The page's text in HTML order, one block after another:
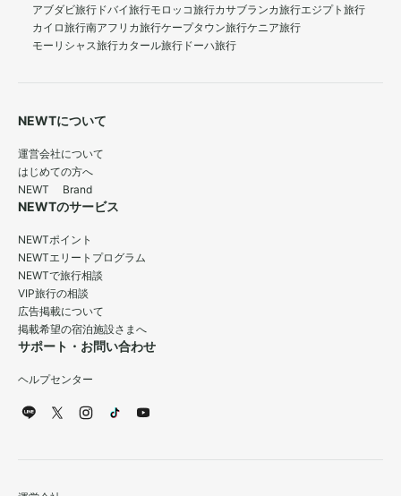
アブダビ旅行 ドバイ旅行モロッコ旅行カサブランカ旅行エジプト旅行
カイロ旅行南アフリカ旅行ケープタウン旅行ケニア旅行
モーリシャス旅行カタール旅行 ドーハ旅行
NEWTについて
運営会社について
はじめての方へ
NEWT Brand
NEWTのサービス
NEWTポイント
NEWTエリートプログラム
NEWTで旅行相談
VIP旅行の相談
広告掲載について
掲載希望の宿泊施設さまへ
サポート・お問い合わせ
ヘルプセンター